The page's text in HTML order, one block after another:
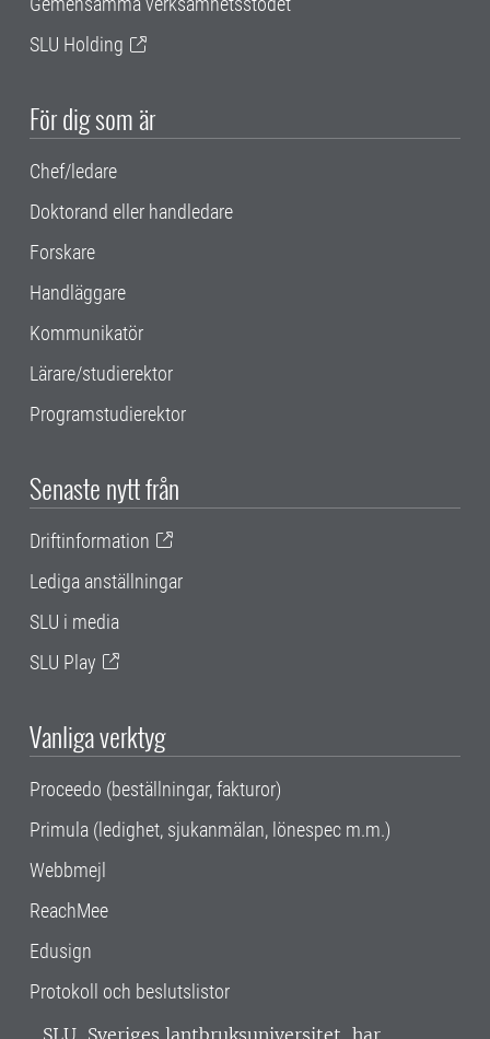
SLU Holding
För dig som är
Chef/ledare
Doktorand eller handledare
Forskare
Handläggare
Kommunikatör
Lärare/studierektor
Programstudierektor
Senaste nytt från
Driftinformation
Lediga anställningar
SLU i media
SLU Play
Vanliga verktyg
Proceedo (beställningar, fakturor)
Primula (ledighet, sjukanmälan, lönespec m.m.)
Webbmejl
ReachMee
Edusign
Protokoll och beslutslistor
SLU, Sveriges lantbruksuniversitet, har